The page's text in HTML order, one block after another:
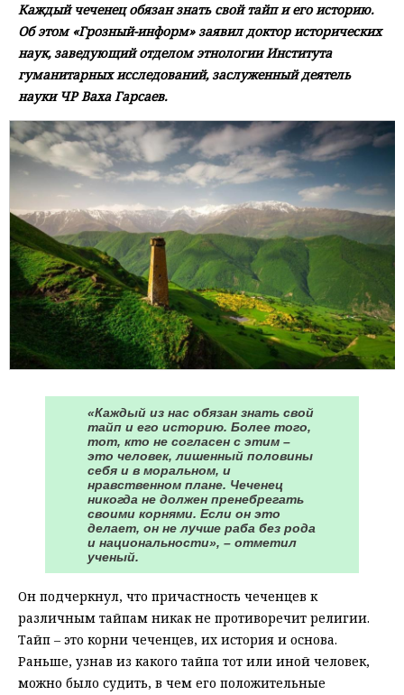
Каждый чеченец обязан знать свой тайп и его историю.
Об этом «Грозный-информ» заявил доктор исторических
наук, заведующий отделом этнологии Института
гуманитарных исследований, заслуженный деятель
науки ЧР Ваха Гарсаев.
«Каждый из нас обязан знать свой
тайп и его историю. Более того,
тот, кто не согласен с этим –
это человек, лишенный половины
себя и в моральном, и
нравственном плане. Чеченец
никогда не должен пренебрегать
своими корнями. Если он это
делает, он не лучше раба без рода
и национальности», – отметил
ученый.
Он подчеркнул, что причастность чеченцев к
различным тайпам никак не противоречит религии.
Тайп – это корни чеченцев, их история и основа.
Раньше, узнав из какого тайпа тот или иной человек,
можно было судить, в чем его положительные